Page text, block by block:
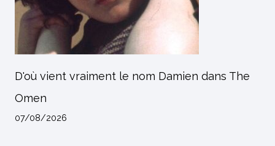
D'où vient vraiment le nom Damien dans The
Omen
07/08/2026